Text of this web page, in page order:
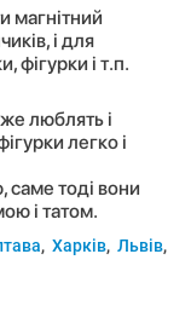
магнітний
і для
фігурки і т.п.
люблять і
легко і
саме тоді вони
і татом.
, Харків,Львів,